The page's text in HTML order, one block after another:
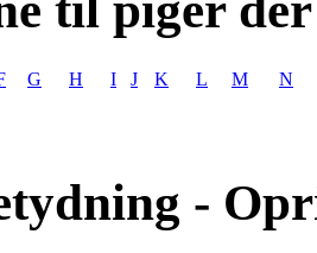
G H I J K L M N
-